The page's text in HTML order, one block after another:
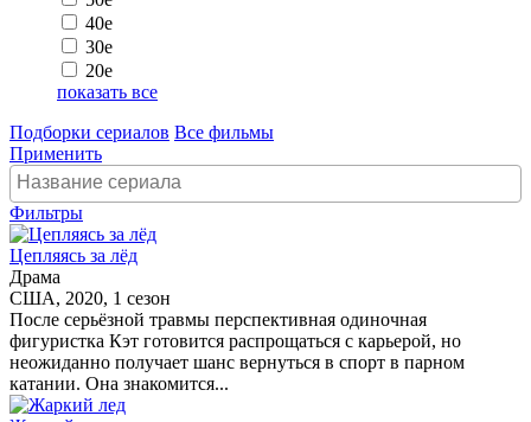
40e
30e
20e
показать все
Подборки сериалов Все фильмы
Применить
Фильтры
Цепляясь за лёд
Драма
США, 2020, 1 сезон
После серьёзной травмы перспективная одиночная
фигуристка Кэт готовится распрощаться с карьерой, но
неожиданно получает шанс вернуться в спорт в парном
катании. Она знакомится...